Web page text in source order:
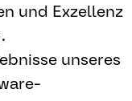
und Exzellenz
unseres